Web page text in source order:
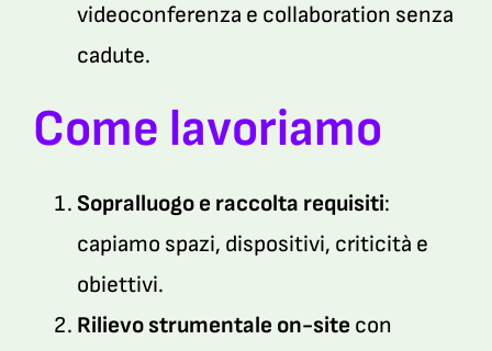
videoconferenza e collaboration senza
cadute.
Come lavoriamo
Sopralluogo e raccolta requisiti:
capiamo spazi, dispositivi, criticità e
obiettivi.
Rilievo strumentale on-site con